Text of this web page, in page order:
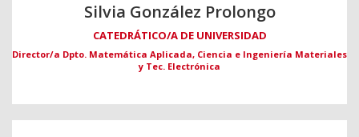
Silvia González Prolongo
CATEDRÁTICO/A DE UNIVERSIDAD
Director/a Dpto. Matemática Aplicada, Ciencia e Ingeniería Materiales
y Tec. Electrónica